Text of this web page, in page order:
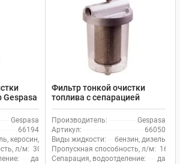
Gespasa
Gespasa
66194
керосин, бензин
л/м: 300
да
Фильтр тонкой очистки
топлива с сепарацией
Gespasa FG-150 5 мкм 160
л/м
Производитель:
Gespasa
Артикул:
66050
Виды жидкости:
бензин, дизель
Пропускная способность, л/м: 160
Сепарация, водоотделение:
да